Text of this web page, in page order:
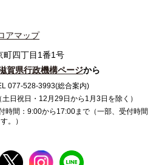
アマップ
町四丁目1番1号
賀県行政機構ページから
077-528-3993(総合案内)
日祝日・12月29日から1月3日を除く）
時間：9:00から17:00まで（一部、受付時間
。）